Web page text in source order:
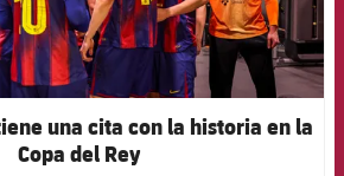
una cita con la historia en la
Copa del Rey